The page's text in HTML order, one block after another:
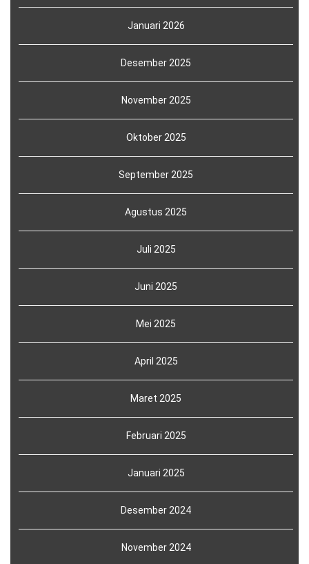
Januari 2026
Desember 2025
November 2025
Oktober 2025
September 2025
Agustus 2025
Juli 2025
Juni 2025
Mei 2025
April 2025
Maret 2025
Februari 2025
Januari 2025
Desember 2024
November 2024